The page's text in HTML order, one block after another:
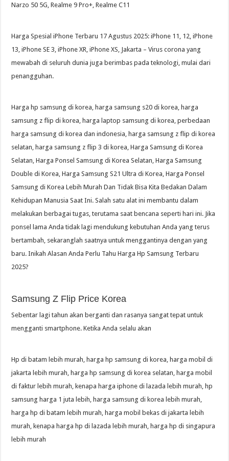
Narzo 50 5G, Realme 9 Pro+, Realme C11
Harga Spesial iPhone Terbaru 17 Agustus 2025: iPhone 11, 12, iPhone
13, iPhone SE 3, iPhone XR, iPhone XS, Jakarta – Virus corona yang
mewabah di seluruh dunia juga berimbas pada teknologi, mulai dari
penangguhan.
Harga hp samsung di korea, harga samsung s20 di korea, harga
samsung z flip di korea, harga laptop samsung di korea, perbedaan
harga samsung di korea dan indonesia, harga samsung z flip di korea
selatan, harga samsung z flip 3 di korea, Harga Samsung di Korea
Selatan, Harga Ponsel Samsung di Korea Selatan, Harga Samsung
Double di Korea, Harga Samsung S21 Ultra di Korea, Harga Ponsel
Samsung di Korea Lebih Murah Dan Tidak Bisa Kita Bedakan Dalam
Kehidupan Manusia Saat Ini. Salah satu alat ini membantu dalam
melakukan berbagai tugas, terutama saat bencana seperti hari ini. Jika
ponsel lama Anda tidak lagi mendukung kebutuhan Anda yang terus
bertambah, sekaranglah saatnya untuk menggantinya dengan yang
baru. Inikah Alasan Anda Perlu Tahu Harga Hp Samsung Terbaru
2025?
Samsung Z Flip Price Korea
Sebentar lagi tahun akan berganti dan rasanya sangat tepat untuk
mengganti smartphone. Ketika Anda selalu akan
Hp di batam lebih murah, harga hp samsung di korea, harga mobil di
jakarta lebih murah, harga hp samsung di korea selatan, harga mobil
di faktur lebih murah, kenapa harga iphone di lazada lebih murah, hp
samsung harga 1 juta lebih, harga samsung di korea lebih murah,
harga hp di batam lebih murah, harga mobil bekas di jakarta lebih
murah, kenapa harga hp di lazada lebih murah, harga hp di singapura
lebih murah